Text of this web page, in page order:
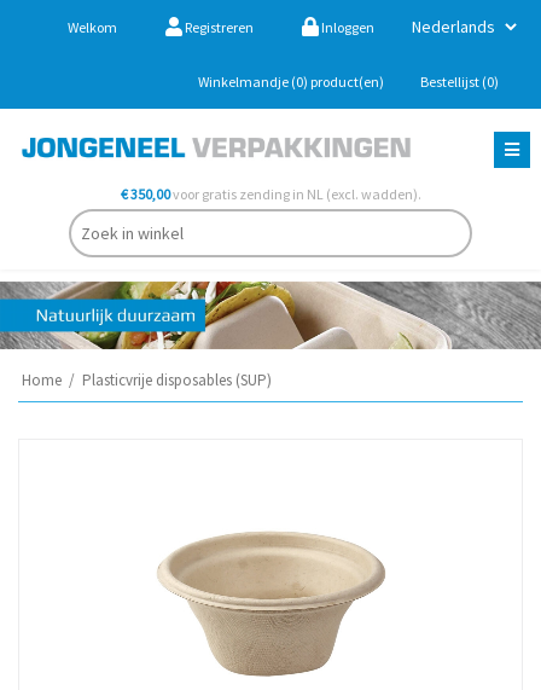
Welkom Registreren Inloggen
Winkelmandje (0) product(en) Bestellijst (0)
€ 350,00voor gratis zending in NL (excl. wadden).
Home / Plasticvrije disposables (SUP)